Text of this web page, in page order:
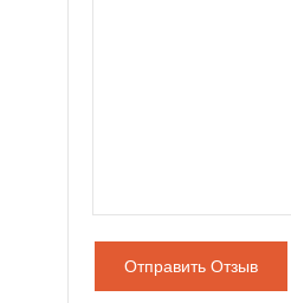
Отправить Отзыв